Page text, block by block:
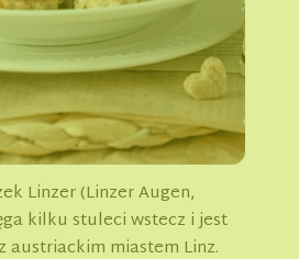
Linzer (Linzer Augen,
kilku stuleci wstecz i jest
austriackim miastem Linz.